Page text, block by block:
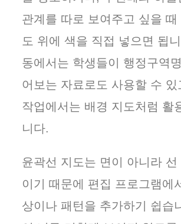
관계를 따로 보여주고 싶을 때
도 위에 색을 직접 넣으면 됩
동에서는 학생들이 행정구역
어보는 자료로도 사용할 수 있
작업에서는 배경 지도처럼 활
니다.
윤곽선 지도는 면이 아니라 선
이기 때문에 편집 프로그램에
상이나 패턴을 추가하기 쉽습